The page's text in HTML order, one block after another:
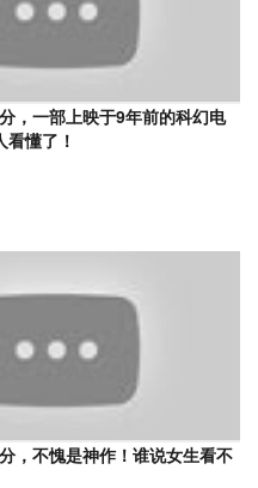
，一部上映于9年前的科幻电
懂了！
，不愧是神作！谁说女生看不